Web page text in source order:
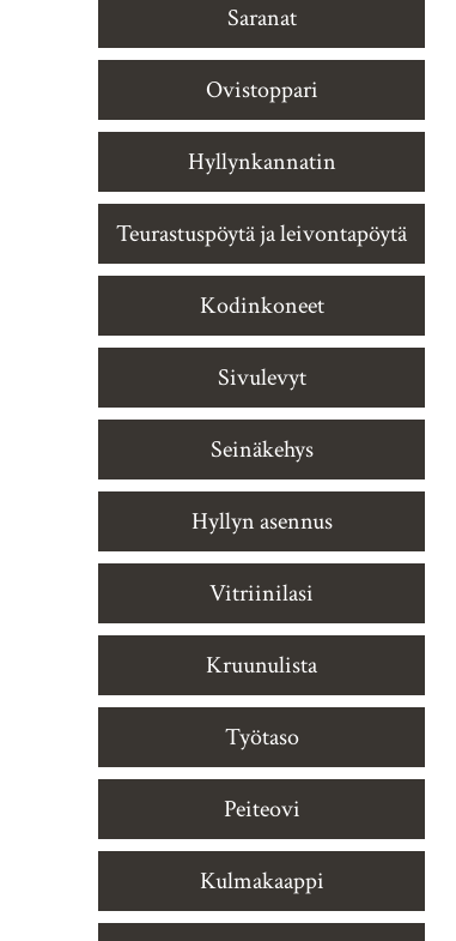
Saranat
Ovistoppari
Hyllynkannatin
Teurastuspöytä ja leivontapöytä
Kodinkoneet
Sivulevyt
Seinäkehys
Hyllyn asennus
Vitriinilasi
Kruunulista
Työtaso
Peiteovi
Kulmakaappi